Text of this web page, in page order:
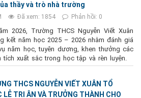
thầy và trò nhà trường
Đã xem: 1854 Phản hồi: 0
2026, Trường THCS Nguyễn Viết Xuân
kết năm học 2025 – 2026 nhằm đánh giá
năm học, tuyên dương, khen thưởng các
tích xuất sắc trong học tập và rèn luyện.
THCS NGUYỄN VIẾT XUÂN TỔ
LỄ TRI ÂN VÀ TRƯỞNG THÀNH CHO